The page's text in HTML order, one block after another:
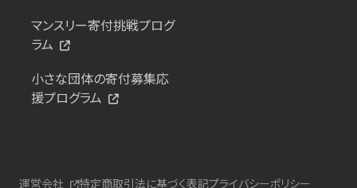
マンスリー寄付挑戦プログ
ラム
小さな団体の寄付募集応
援プログラム
運営会社 特定商取引法に基づく表記プライバシーポリシー